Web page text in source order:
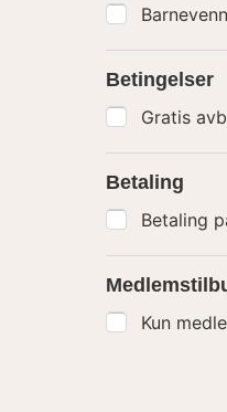
Betingelser
Gratis
Betaling
Betaling
Kun